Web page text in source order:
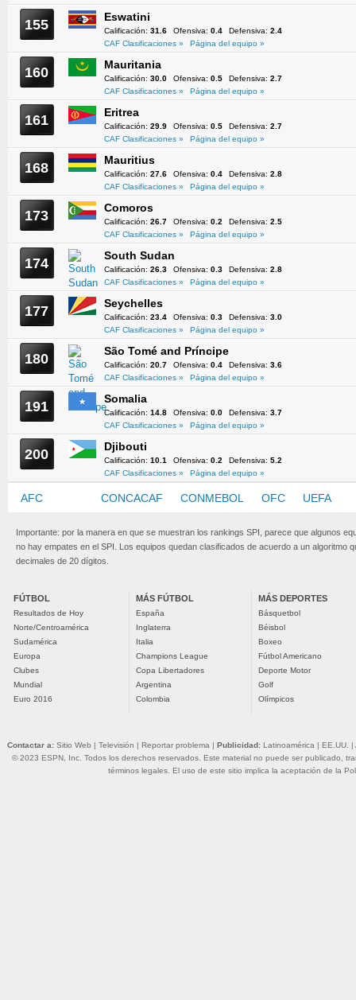
155 Eswatini
Calificación: 31.6 Ofensiva: 0.4 Defensiva: 2.4
CAF Clasificaciones »
Página del equipo »
160 Mauritania
Calificación: 30.0 Ofensiva: 0.5 Defensiva: 2.7
CAF Clasificaciones »
Página del equipo »
161 Eritrea
Calificación: 29.9 Ofensiva: 0.5 Defensiva: 2.7
CAF Clasificaciones »
Página del equipo »
168 Mauritius
Calificación: 27.6 Ofensiva: 0.4 Defensiva: 2.8
CAF Clasificaciones »
Página del equipo »
173 Comoros
Calificación: 26.7 Ofensiva: 0.2 Defensiva: 2.5
CAF Clasificaciones »
Página del equipo »
174 South Sudan
Calificación: 26.3 Ofensiva: 0.3 Defensiva: 2.8
CAF Clasificaciones »
Página del equipo »
177 Seychelles
Calificación: 23.4 Ofensiva: 0.3 Defensiva: 3.0
CAF Clasificaciones »
Página del equipo »
180 São Tomé and Príncipe
Calificación: 20.7 Ofensiva: 0.4 Defensiva: 3.6
CAF Clasificaciones »
Página del equipo »
191 Somalia
Calificación: 14.8 Ofensiva: 0.0 Defensiva: 3.7
CAF Clasificaciones »
Página del equipo »
200 Djibouti
Calificación: 10.1 Ofensiva: 0.2 Defensiva: 5.2
CAF Clasificaciones »
Página del equipo »
AFC CONCACAF CONMEBOL OFC UEFA
Importante: por la manera en que se muestran los rankings SPI, parece que algunos
no hay empates en el SPI. Los equipos quedan clasificados de acuerdo a un algoritmo
decimales de 20 dígitos.
FÚTBOL
Resultados de Hoy
Norte/Centroamérica
Sudamérica
Europa
Clubes
Mundial
Euro 2016
MÁS FÚTBOL
España
Inglaterra
Italia
Champions League
Copa Libertadores
Argentina
Colombia
MÁS DEPORTES
Básquetbol
Béisbol
Boxeo
Fútbol Americano
Deporte Motor
Golf
Olímpicos
Contactar a: Sitio Web | Televisión | Reportar problema | Publicidad: Latinoamérica | EE.UU. |
© 2023 ESPN, Inc. Todos los derechos reservados. Este material no puede ser publicado,
términos legales. El uso de este sitio implica la aceptación de la